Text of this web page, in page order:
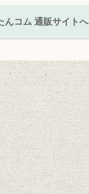
んコム 通販サイトへ